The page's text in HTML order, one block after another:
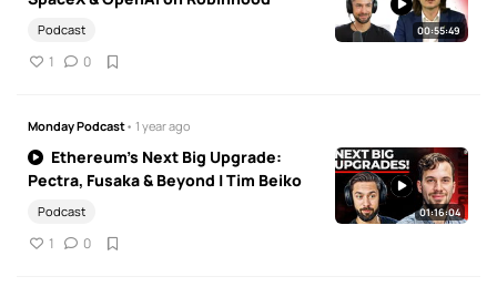
Podcast
1 0
00:55:49
Monday Podcast• 1 year ago
Ethereum’s Next Big Upgrade:
Pectra, Fusaka & Beyond | Tim Beiko
Podcast
1 0
01:16:04